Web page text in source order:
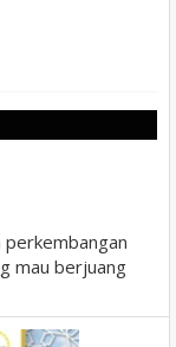
mau berjuang